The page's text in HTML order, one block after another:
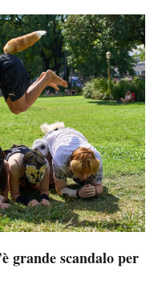
grande scandalo per